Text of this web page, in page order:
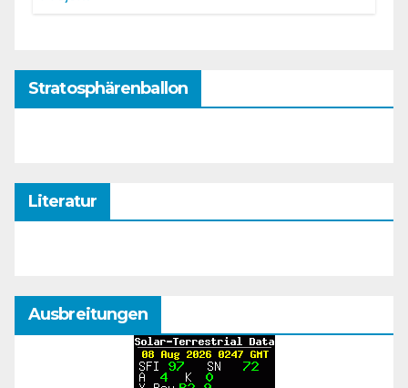
Stratosphärenballon
Literatur
Ausbreitungen